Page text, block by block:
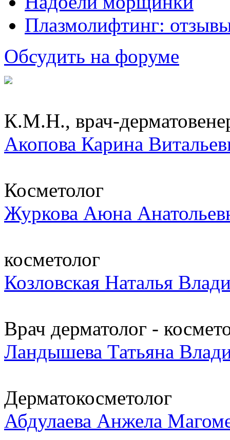
Плазмолифтинг:
Обсудить на форуме
К.М.Н., врач-
Акопова Карина
Косметолог
Журкова Аюна
косметолог
Козловская Наталья
Врач дерматолог -
Ландышева Татьяна
Дерматокосметолог
Абдулаева Анжела